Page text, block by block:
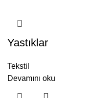
Yastıklar
Tekstil
Devamını oku